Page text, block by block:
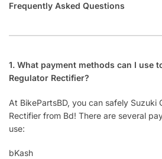
Frequently Asked Questions
1. What payment methods can I use
Regulator Rectifier?
At BikePartsBD, you can safely Suzuki
Rectifier from Bd! There are several
use:
bKash